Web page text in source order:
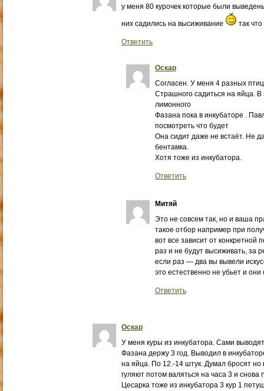
у меня 80 курочек которые были
них садились на высиживание так
Ответить
Оскар
Согласен. У меня 4 разных
Страшного садиться на яйца. В
лимонного
Фазана пока в инкубаторе .
посмотреть что будет
Она сидит даже не встаёт. Не
бентамка.
Хотя тоже из инкубатора.
Ответить
Митяй
Это не совсем так, но и ваша
такое отбор например при
вот все зависит от
раз и не будут высиживать, за
если раз — два вы вывели
это естественно не убьет и
Ответить
Оскар
У меня куры из инкубатора. Сами
Фазана держу 3 год. Выводил в
на яйца. По 12.-14 штук. Думал бросят но
гуляют потом валяться на часа 3 и
Цесарка тоже из инкубатора 3 кур 1